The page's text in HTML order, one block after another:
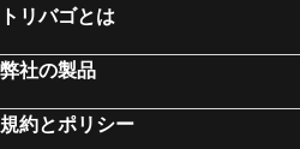
Payerbach, spa hotels
Ollersdorf im Burgenland, spa hotels
Anger, spa hotels
トリバゴとは
弊社の製品
規約とポリシー